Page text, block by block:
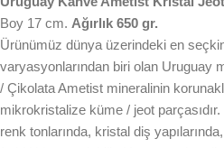
Boy 17 cm. Ağırlık 650 gr.
Ürünümüz dünya üzerindeki en
varyasyonlarından biri olan Uruguay
/ Çikolata Ametist mineralinin
mikrokristalize küme / jeot
renk tonlarında, kristal diş